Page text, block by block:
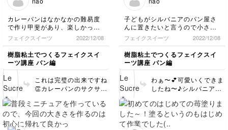
で、見ているこちらがほ
作品を見せて頂き、今回
もありがとうございまし
た✨✨
巻かれていて素晴らしい
てくださってありがとう
ございました😊
礎を身につけることが大
ン、とってもお上手です
よ♪ふっくらして、湯気
が見えそうです😍 いち
ごデニッシュも可愛くで
きましたね❤️ とてもセ
ンスがおありなので、ぜ
ごまかさない作品作り」
❤️を目指して頑張ってく
ださいね♪応援していま
す😊
カレーパンはなかなかの難易度
で作り甲斐があり、楽しかった
です！
少し失敗してしまったので、ま
た作ってみようと思います。
クリームパンはかわいい感じに
作れて満足の出来です。
ありがとうございました😊
フェイクスイーツ 2022/12/08
樹脂粘土でつくるフェイクスイ
ーツ講座 パン編
これは完璧の出来ですね
👏カレーパンのサクサク
うです！どこが失敗なの
か全く分からないぐらい
素晴らしい仕上がりだと
子どもがシルバニアのパン屋さ
んに置きたいと言うので小さめ
に作りました。
顔の描き方が難しかったです
が、先生の説明のおかげでなん
とか仕上がりました。
ありがとうございました😊
フェイクスイーツ 2022/12/08
樹脂粘土でつくるフェイクスイ
ーツ講座 パン編
わぁ〜💕可愛いくできま
したね〜♪シルバニアサ
度！素晴らしいです✨✨
お顔も優しい表情でとっ
てもかわいいですね😍